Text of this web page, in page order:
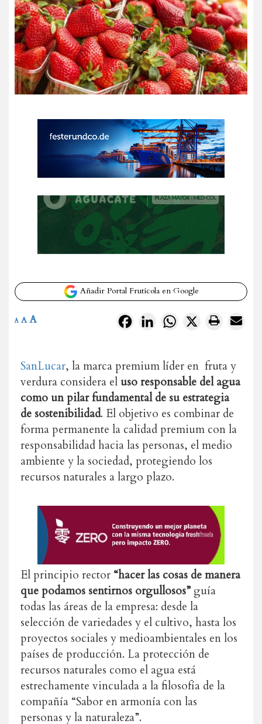
Añadir Portal Frutícola en Google
FacebookLinkedInWhatsApp
X
A A A
SanLucar, la marca premium líder en fruta y
verdura considera el uso responsable del agua
como un pilar fundamental de su estrategia
de sostenibilidad. El objetivo es combinar de
forma permanente la calidad premium con la
responsabilidad hacia las personas, el medio
ambiente y la sociedad, protegiendo los
recursos naturales a largo plazo.
El principio rector “hacer las cosas de manera
que podamos sentirnos orgullosos”guía
todas las áreas de la empresa: desde la
selección de variedades y el cultivo, hasta los
proyectos sociales y medioambientales en los
países de producción. La protección de
recursos naturales como el agua está
estrechamente vinculada a la filosofía de la
compañía “Sabor en armonía con las
personas y la naturaleza”.